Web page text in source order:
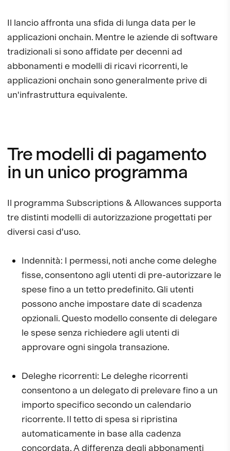
Il lancio affronta una sfida di lunga data per le
applicazioni onchain. Mentre le aziende di software
tradizionali si sono affidate per decenni ad
abbonamenti e modelli di ricavi ricorrenti, le
applicazioni onchain sono generalmente prive di
un'infrastruttura equivalente.
Tre modelli di pagamento
in un unico programma
Il programma Subscriptions & Allowances supporta
tre distinti modelli di autorizzazione progettati per
diversi casi d'uso.
Indennità: I permessi, noti anche come deleghe
fisse, consentono agli utenti di pre-autorizzare le
spese fino a un tetto predefinito. Gli utenti
possono anche impostare date di scadenza
opzionali. Questo modello consente di delegare
le spese senza richiedere agli utenti di
approvare ogni singola transazione.
Deleghe ricorrenti: Le deleghe ricorrenti
consentono a un delegato di prelevare fino a un
importo specifico secondo un calendario
ricorrente. Il tetto di spesa si ripristina
automaticamente in base alla cadenza
concordata. A differenza degli abbonamenti